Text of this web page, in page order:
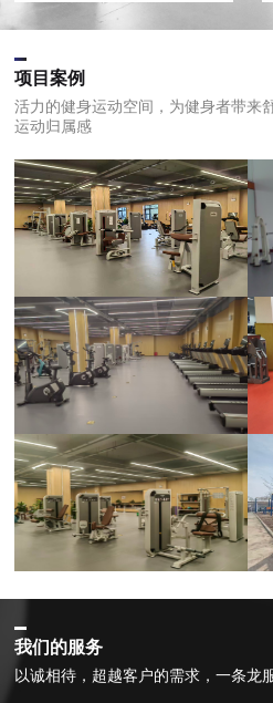
项目案例
活力的健身运动空间，为健身者带来
运动归属感
我们的服务
以诚相待，超越客户的需求，一条龙